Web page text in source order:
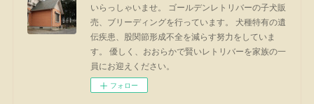
いらっしゃいませ。 ゴールデンレトリバーの子犬販
売、ブリーディングを行っています。 犬種特有の遺
伝疾患、股関節形成不全を減らす努力をしていま
す。 優しく、おおらかで賢いレトリバーを家族の一
員にお迎えください。
フォロー